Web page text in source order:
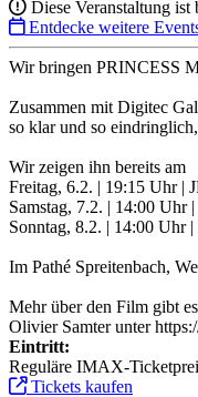
Diese Veranstaltung ist
Entdecke weitere
Wir bringen PRINCESS
Zusammen mit Digitec
so klar und so
Wir zeigen ihn bereits am
Freitag, 6.2. | 19:15 Uhr |
Samstag, 7.2. | 14:00 Uhr |
Sonntag, 8.2. | 14:00 Uhr
Im Pathé Spreitenbach,
Mehr über den Film gibt
Olivier Samter unter
Eintritt:
Reguläre IMAX-
Tickets kaufen